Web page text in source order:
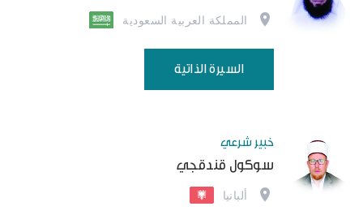
المملكة العربية السعودية
السيرة الذاتية
خبير شرعي
سوكول قندقجي
ألبانيا